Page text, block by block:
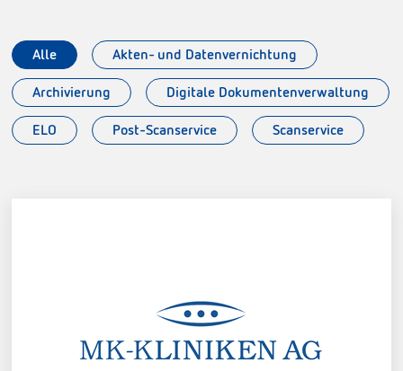
Alle Akten- und Datenvernichtung
Archivierung Digitale Dokumentenverwaltung
ELO Post-Scanservice Scanservice
MK-Kliniken AG